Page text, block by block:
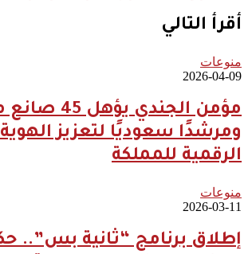
أقرأ التالي
منوعات
2026-04-09
مؤمن الجندي
ومرشدًا سعوديًا لتعزيز
الرقمية للمملكة
منوعات
2026-03-11
إطلاق برنامج “ثانية بس”..